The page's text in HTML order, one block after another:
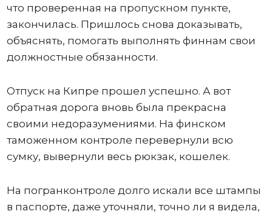
что проверенная на пропускном пункте,
закончилась. Пришлось снова доказывать,
объяснять, помогать выполнять финнам свои
должностные обязанности.
Отпуск на Кипре прошел успешно. А вот
обратная дорога вновь была прекрасна
своими недоразумениями. На финском
таможенном контроле перевернули всю
сумку, вывернули весь рюкзак, кошелек.
На погранконтроле долго искали все штампы
в паспорте, даже уточняли, точно ли я видела,